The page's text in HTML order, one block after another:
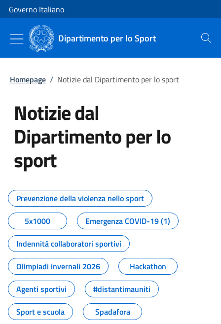
Vai al contenuto
Vai alla navigazione del sito
Governo Italiano
Dipartimento per lo Sport Cerca
Homepage / Notizie dal Dipartimento per lo sport
Notizie dal
Dipartimento per lo
sport
Tutti i contenuti della pagina
Prevenzione della violenza nello sport
5x1000
Emergenza COVID-19 (1)
Indennità collaboratori sportivi
Olimpiadi invernali 2026
Hackathon
Agenti sportivi
#distantimauniti
Sport e scuola
Spadafora